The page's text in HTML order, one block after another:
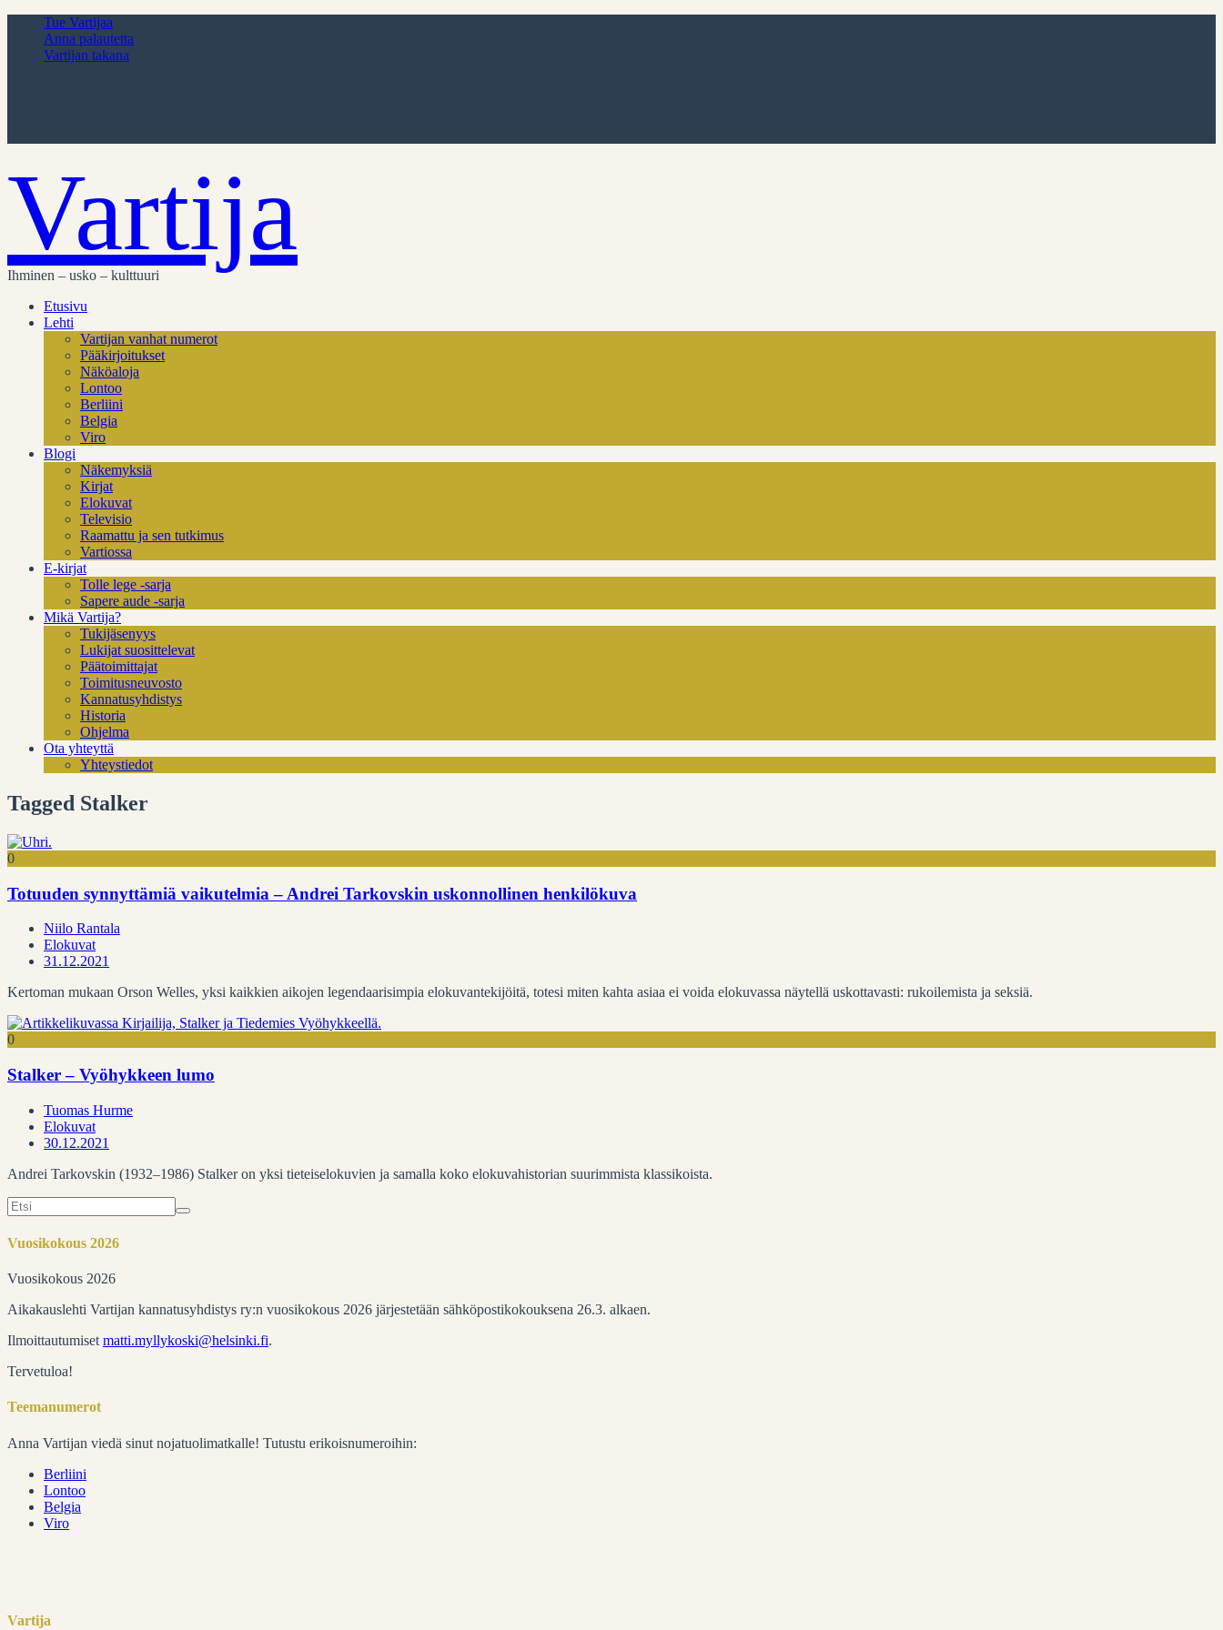
Tue Vartijaa
Anna palautetta
Vartijan takana
Vartija
Ihminen – usko – kulttuuri
Etusivu
Lehti
Vartijan vanhat numerot
Pääkirjoitukset
Näköaloja
Lontoo
Berliini
Belgia
Viro
Blogi
Näkemyksiä
Kirjat
Elokuvat
Televisio
Raamattu ja sen tutkimus
Vartiossa
E-kirjat
Tolle lege -sarja
Sapere aude -sarja
Mikä Vartija?
Tukijäsenyys
Lukijat suosittelevat
Päätoimittajat
Toimitusneuvosto
Kannatusyhdistys
Historia
Ohjelma
Ota yhteyttä
Yhteystiedot
Tagged Stalker
0
Totuuden synnyttämiä vaikutelmia – Andrei Tarkovskin uskonnollinen henkilökuva
Niilo Rantala
Elokuvat
31.12.2021
Kertoman mukaan Orson Welles, yksi kaikkien aikojen legendaarisimpia elokuvantekijöitä, totesi miten kahta asiaa ei voida elokuvassa näytellä uskottavasti: rukoilemista ja seksiä.
0
Stalker – Vyöhykkeen lumo
Tuomas Hurme
Elokuvat
30.12.2021
Andrei Tarkovskin (1932–1986) Stalker on yksi tieteiselokuvien ja samalla koko elokuvahistorian suurimmista klassikoista.
Search
for:
Vuosikokous 2026
Vuosikokous 2026
Aikakauslehti Vartijan kannatusyhdistys ry:n vuosikokous 2026 järjestetään sähköpostikokouksena 26.3. alkaen.
Ilmoittautumiset matti.myllykoski@helsinki.fi.
Tervetuloa!
Teemanumerot
Anna Vartijan viedä sinut nojatuolimatkalle! Tutustu erikoisnumeroihin:
Berliini
Lontoo
Belgia
Viro
Vartija